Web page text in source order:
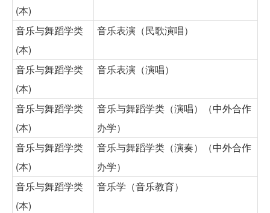
(本)
音乐与舞蹈学类
(本)
音乐表演（民歌演唱）
音乐与舞蹈学类
(本)
音乐表演（演唱）
音乐与舞蹈学类
(本)
音乐与舞蹈学类（演唱）（中外合作
办学）
音乐与舞蹈学类
(本)
音乐与舞蹈学类（演奏）（中外合作
办学）
音乐与舞蹈学类
(本)
音乐学（音乐教育）